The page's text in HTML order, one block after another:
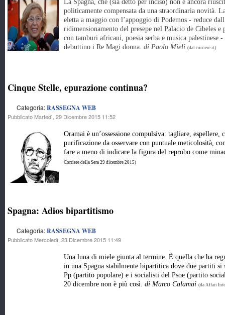
La Spagna, che (sia detto per inciso) non è ancora
politicamente compensata da una straordinaria novità.
eletta a maggio con l’appoggio di Podemos - reduce
ridimensionamento del presepe nel Palacio de Cibeles
con tamburi africani, poesia serba e musica palestinese
debuttino i Re Magi donna. di Paolo Mieli (dal corriere.it)
Cinque Stelle, epurazione continua?
Categoria:RASSEGNA WEB
Pubblicato Martedì, 29 Dicembre 2015 11:52
Oramai è un’ossessione compulsiva: tagliare,
purificazione da osservare con puntuale meticolosità,
fare a meno di indicare la figura del reprobo come
Corriere della Sera 29 dicembre 2015)
Spagna: Adios bipartitismo
Categoria:RASSEGNA WEB
Pubblicato Mercoledì, 23 Dicembre 2015 11:49
Una luna di miele giunta al termine. È quella che ha
in una Spagna stabilmente bipartitica dove due partiti
Pp (partito popolare) e i socialisti del Psoe (partito
20 dicembre non è più così. di Marco Calamai (da Affari